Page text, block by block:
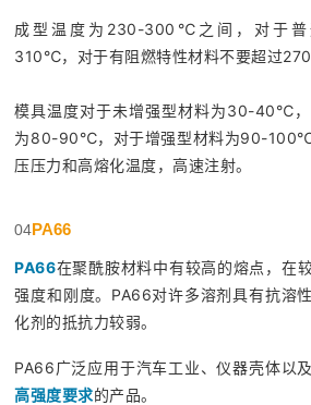
成型温度为230-300℃之间，对于普
310℃，对于有阻燃特性材料不要超过
模具温度对于未增强型材料为30-40℃
为80-90℃，对于增强型材料为90-100℃
压压力和高熔化温度，高速注射。
04PA66
PA66在聚酰胺材料中有较高的熔点，在
强度和刚度。PA66对许多溶剂具有抗溶
化剂的抵抗力较弱。
PA66广泛应用于汽车工业、仪器壳体以
高强度要求的产品。